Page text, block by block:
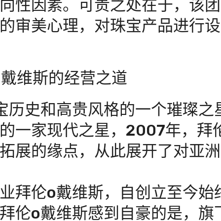
性因素。可贵之处在于，该
审美心理，对珠宝产品进行
维斯的经营之道
史和高贵风格的一个璀璨之
一家现代之星，2007年，拜
展的缘点，从此展开了对亚
拜伦o戴维斯，自创立至今始
伦o戴维斯感到自豪的是，旗